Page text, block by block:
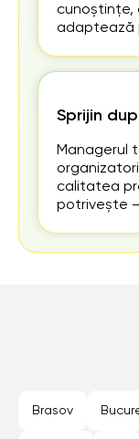
cunoștințe,
adaptează
Sprijin
Managerul
calitatea
potrivește
Brasov